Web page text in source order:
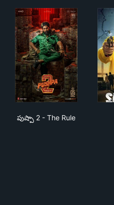
పుష్పా 2 - The Rule